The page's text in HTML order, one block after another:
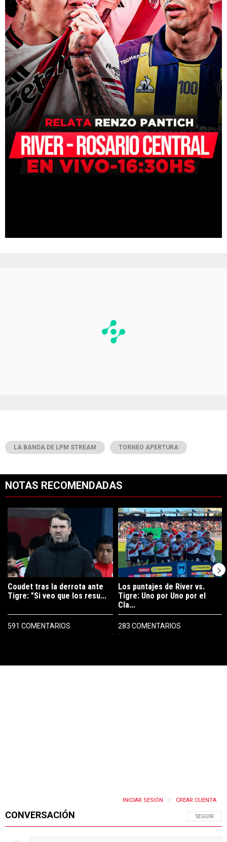
LA BANDA DE LPM STREAM TORNEO APERTURA
NOTAS RECOMENDADAS
Un artículo de tendencia con el título "Coudet tras la derrota ante
Coudet tras la derrota ante
Tigre: "Si veo que los resu...
591 COMENTARIOS
Un artículo de tendencia con el
Los puntajes de River vs.
Tigre: Uno por Uno por el
Cla...
283 COMENTARIOS
CONVERSACIÓN SIGA ESTA
SEGUIR
INICIAR SESIÓN CREAR CUENTA